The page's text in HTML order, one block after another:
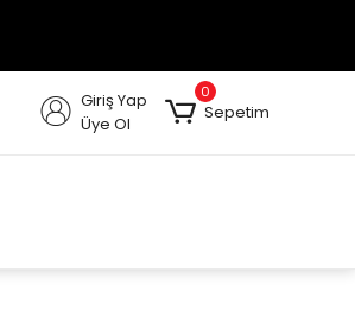
Giriş Yap
Üye Ol
0
Sepetim